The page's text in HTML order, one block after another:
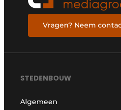
Vragen? Neem
STEDENBOUW
Algemeen